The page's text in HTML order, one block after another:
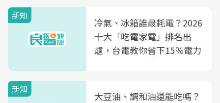
新知
冷氣、冰箱誰最耗電？2026
十大「吃電家電」排名出
爐，台電教你省下15％電力
新知
大豆油、調和油還能吃嗎？